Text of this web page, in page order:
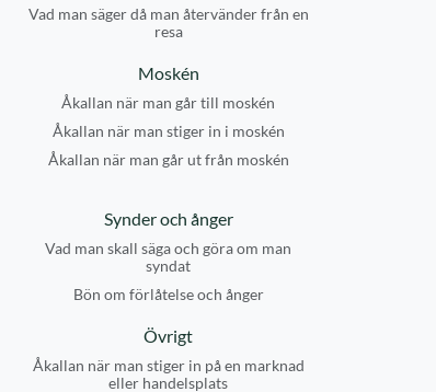
Vad man säger då man återvänder från en
resa
Moskén
Åkallan när man går till moskén
Åkallan när man stiger in i moskén
Åkallan när man går ut från moskén
Synder och ånger
Vad man skall säga och göra om man
syndat
Bön om förlåtelse och ånger
Övrigt
Åkallan när man stiger in på en marknad
eller handelsplats